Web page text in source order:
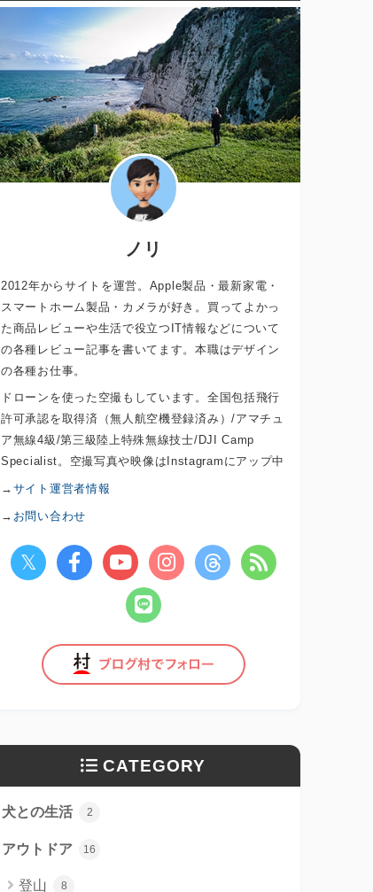
ノリ
2012年からサイトを運営。Apple製品・最新家電・
スマートホーム製品・カメラが好き。買ってよかっ
た商品レビューや生活で役立つIT情報などについて
の各種レビュー記事を書いてます。本職はデザイン
の各種お仕事。
ドローンを使った空撮もしています。全国包括飛行
許可承認を取得済（無人航空機登録済み）/アマチュ
ア無線4級/第三級陸上特殊無線技士/DJI Camp
Specialist。空撮写真や映像はInstagramにアップ中
→ サイト運営者情報
→ お問い合わせ
CATEGORY
犬との生活 2
アウトドア 16
登山 8